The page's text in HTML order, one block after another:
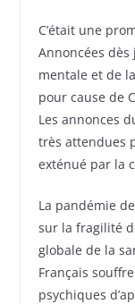
C’était une
Annoncées dès
mentale et de
pour cause de
Les annonces
très attendues
exténué par la
La pandémie
sur la fragilité
globale de la
Français
psychiques